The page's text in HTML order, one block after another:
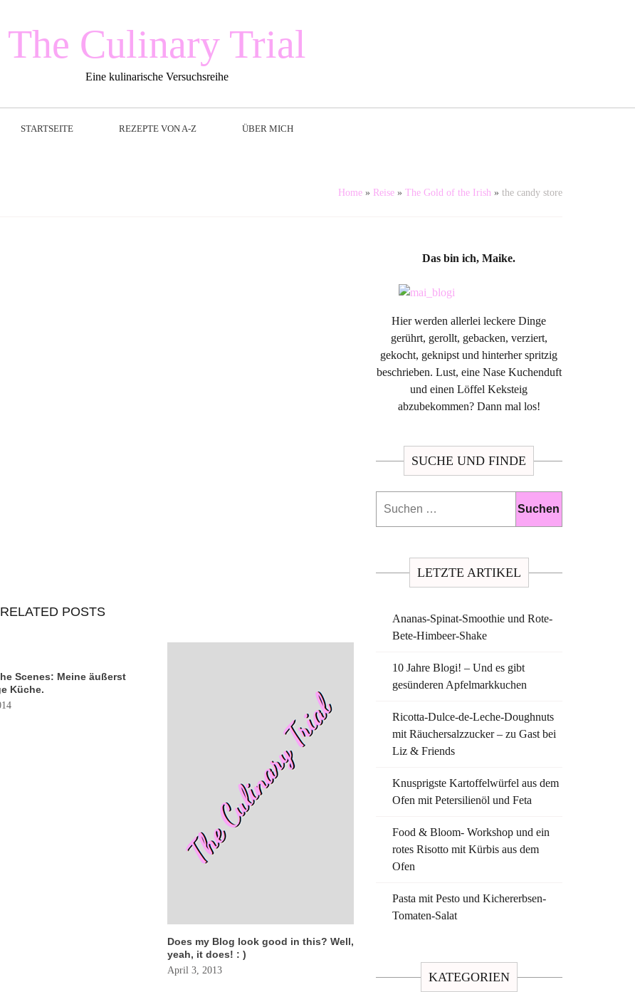
The Culinary Trial
Eine kulinarische Versuchsreihe
STARTSEITE REZEPTE VON A-Z ÜBER MICH
Home » Reise » The Gold of the Irish » the candy store
RELATED POSTS
Scenes: Meine äußerst
Küche.
Does my Blog look good in this? Well,
yeah, it does! : )
April 3, 2013
Das bin ich, Maike.
Hier werden allerlei leckere Dinge
gerührt, gerollt, gebacken, verziert,
gekocht, geknipst und hinterher spritzig
beschrieben. Lust, eine Nase Kuchenduft
und einen Löffel Keksteig
abzubekommen? Dann mal los!
SUCHE UND FINDE
nach:
LETZTE ARTIKEL
Ananas-Spinat-Smoothie und Rote-
Bete-Himbeer-Shake
10 Jahre Blogi! – Und es gibt
gesünderen Apfelmarkkuchen
Ricotta-Dulce-de-Leche-Doughnuts
mit Räuchersalzzucker – zu Gast bei
Liz & Friends
Knusprigste Kartoffelwürfel aus dem
Ofen mit Petersilienöl und Feta
Food & Bloom- Workshop und ein
rotes Risotto mit Kürbis aus dem
Ofen
Pasta mit Pesto und Kichererbsen-
Tomaten-Salat
KATEGORIEN